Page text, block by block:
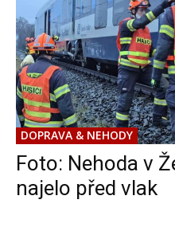
DOPRAVA & NEHODY
Foto: Nehoda v
najelo před vlak